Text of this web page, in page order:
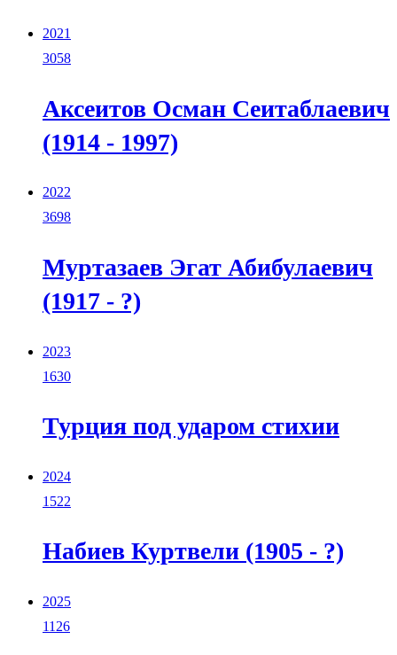
2021
3058
Аксеитов Осман Сеитаблаевич
(1914 - 1997)
2022
3698
Муртазаев Эгат Абибулаевич
(1917 - ?)
2023
1630
Турция под ударом стихии
2024
1522
Набиев Куртвели (1905 - ?)
2025
1126